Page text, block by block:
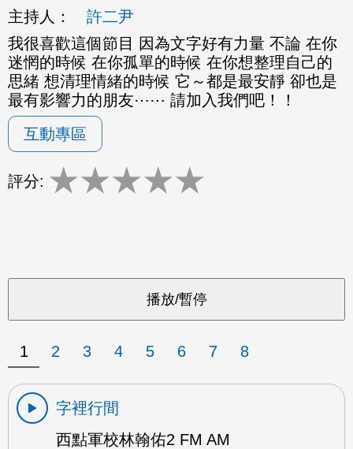
主持人：
許二尹
我很喜歡這個節目 因為文字好有力量 不論 在你
迷惘的時候 在你孤單的時候 在你想整理自己的
思緒 想清理情緒的時候 它～都是最安靜 卻也是
最有影響力的朋友⋯⋯ 請加入我們吧！！
互動專區
評分: ★★★★★
1 2 3 4 5 6 7 8
字裡行間
西點軍校林翰佑2 FM AM